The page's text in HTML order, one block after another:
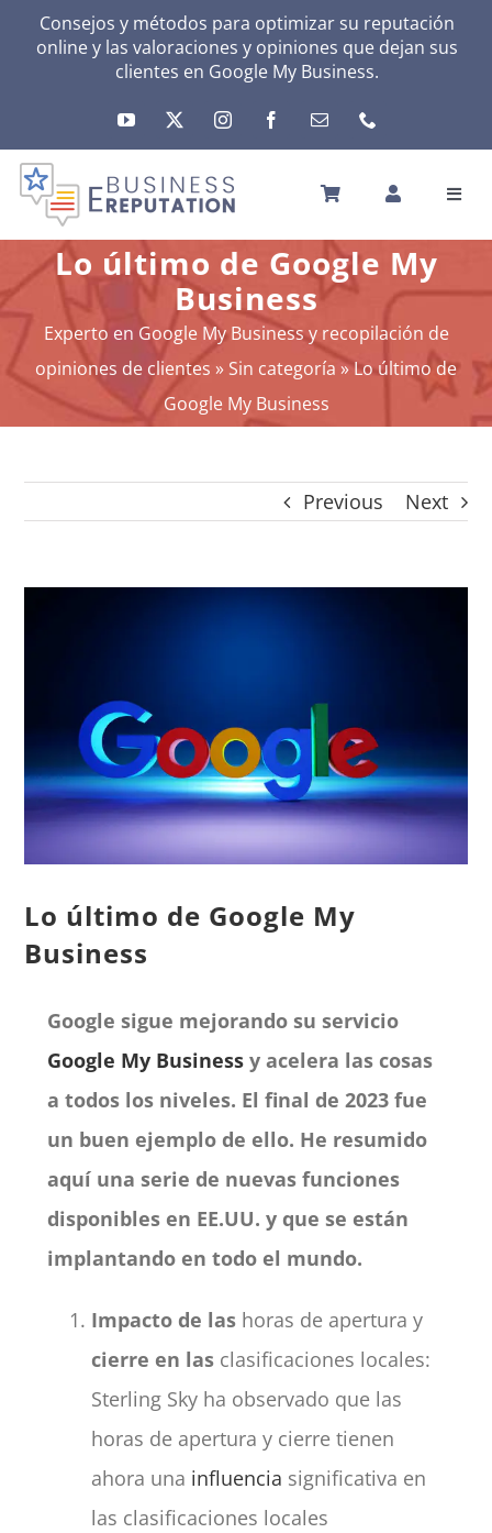
Consejos y métodos para optimizar su reputación
online y las valoraciones y opiniones que dejan sus
clientes en Google My Business.
INICIO
REPUTACIÓN
TU ACTIVIDAD
EL MÉTODO
HERRAMIENTAS
NOTICIAS
mon compte
Español
Lo último de Google My
Business
Experto en Google My Business y recopilación de
opiniones de clientes » Sin categoría »Lo último de
Google My Business
Previous Next
Lo último de Google My
Business
Google sigue mejorando su servicio
Google My Businessy acelera las cosas
a todos los niveles. El final de 2023 fue
un buen ejemplo de ello. He resumido
aquí una serie de nuevas funciones
disponibles en EE.UU. y que se están
implantando en todo el mundo.
Impacto de lashoras de apertura y
cierre en lasclasificaciones locales:
Sterling Sky ha observado que las
horas de apertura y cierre tienen
ahora una influencia significativa en
las clasificaciones locales